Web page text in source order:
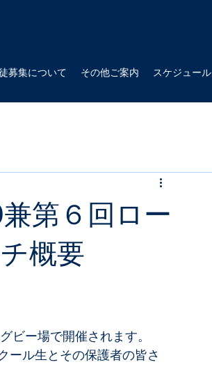
募集について その他ご案内 スケジュール
第６回ロー
概要
ビー場で開催されます。
ール生とその保護者の皆さ